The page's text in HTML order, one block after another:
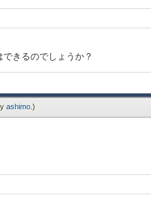
きるのでしょうか？
ashimo .)